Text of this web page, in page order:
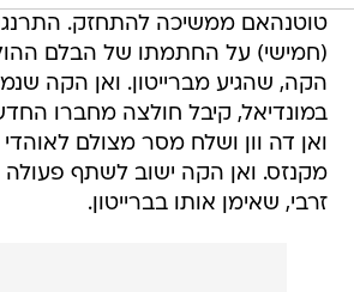
טוטנהאם ממשיכה להתחזק.
(חמישי) על החתמתו של הבלם
הקה, שהגיע מברייטון. ואן הקה
במונדיאל, קיבל חולצה מחברו
ואן דה וון ושלח מסר מצולם
מקנזס. ואן הקה ישוב לשתף
זרבי, שאימן אותו בברייטון.